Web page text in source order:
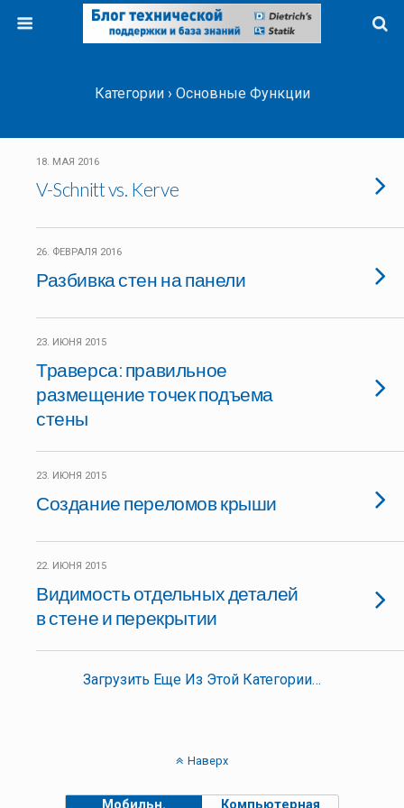
Категории › Основные Функции
18. МАЯ 2016
V-Schnitt vs. Kerve
26. ФЕВРАЛЯ 2016
Разбивка стен на панели
23. ИЮНЯ 2015
Траверса: правильное
размещение точек подъема
стены
23. ИЮНЯ 2015
Создание переломов крыши
22. ИЮНЯ 2015
Видимость отдельных деталей
в стене и перекрытии
Загрузить Еще Из Этой Категории…
Наверх
Мобильн. Компьютерная